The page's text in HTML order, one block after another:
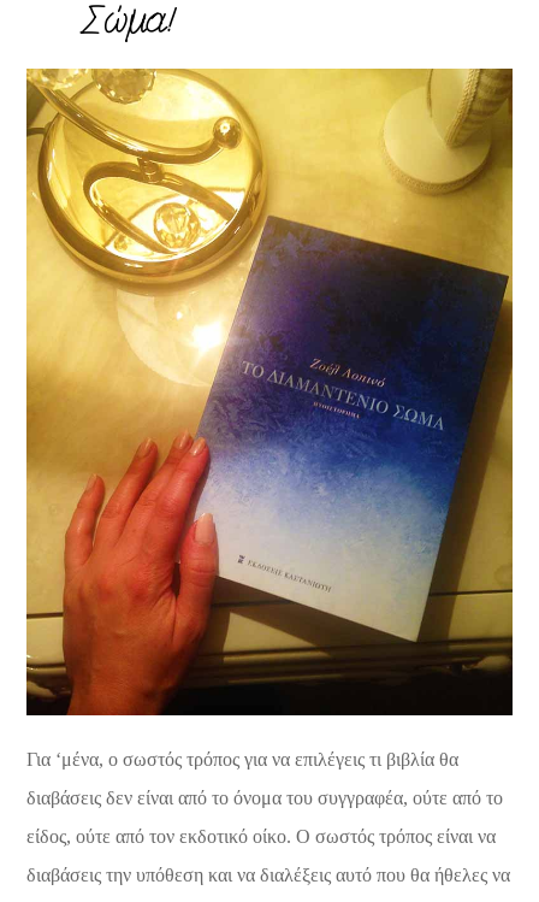
Σώμα!
Για ‘μένα, ο σωστός τρόπος για να επιλέγεις τι βιβλία θα
διαβάσεις δεν είναι από το όνομα του συγγραφέα, ούτε από το
είδος, ούτε από τον εκδοτικό οίκο. Ο σωστός τρόπος είναι να
διαβάσεις την υπόθεση και να διαλέξεις αυτό που θα ήθελες να